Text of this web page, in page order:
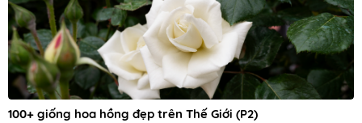
100+ giống hoa hồng đẹp trên Thế Giới (P2)